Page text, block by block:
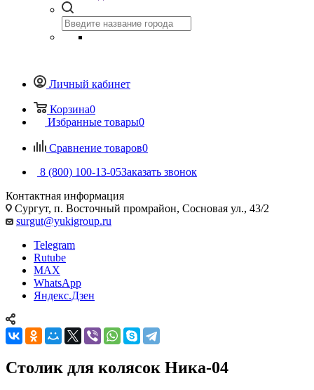
Личный кабинет
Корзина0
Избранные товары0
Сравнение товаров0
8 (800) 100-13-05Заказать звонок
Контактная информация
Сургут, п. Восточный промрайон, Сосновая ул., 43/2
surgut@yukigroup.ru
Telegram
Rutube
MAX
WhatsApp
Яндекс.Дзен
Столик для колясок Ника-04